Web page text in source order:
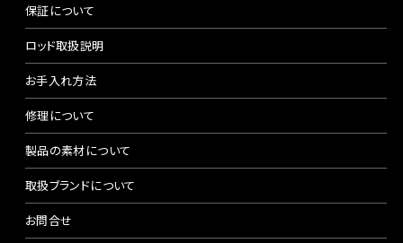
保証について
ロッド取扱説明
お手入れ方法
修理について
製品の素材について
取扱ブランドについて
お問合せ